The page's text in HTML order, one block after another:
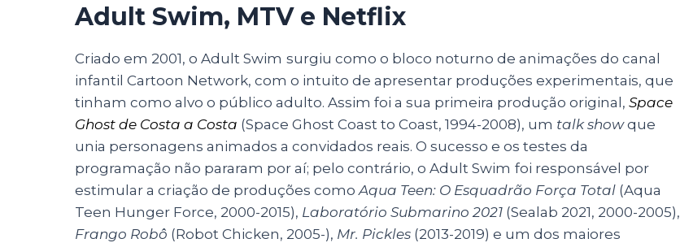
Adult Swim, MTV e Netflix
Criado em 2001, o Adult Swim surgiu como o bloco noturno de animações do canal
infantil Cartoon Network, com o intuito de apresentar produções experimentais, que
tinham como alvo o público adulto. Assim foi a sua primeira produção original, Space
Ghost de Costa a Costa (Space Ghost Coast to Coast, 1994-2008), um talk showque
unia personagens animados a convidados reais. O sucesso e os testes da
programação não pararam por aí; pelo contrário, o Adult Swim foi responsável por
estimular a criação de produções como Aqua Teen: O Esquadrão Força Total (Aqua
Teen Hunger Force, 2000-2015), Laboratório Submarino 2021 (Sealab 2021, 2000-2005),
Frango Robô (Robot Chicken, 2005-), Mr. Pickles (2013-2019) e um dos maiores